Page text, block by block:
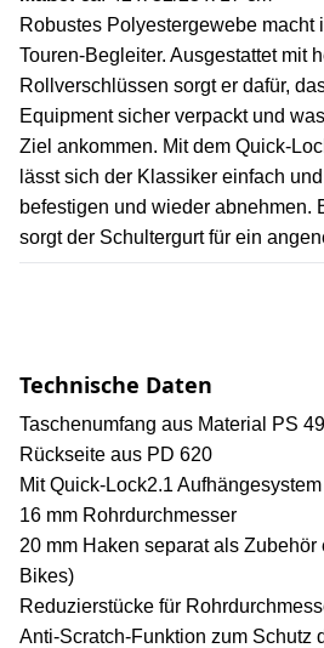
Robustes Polyestergewebe macht
Touren-Begleiter. Ausgestattet mit
Rollverschlüssen sorgt er dafür,
Equipment sicher verpackt und
Ziel ankommen. Mit dem Quick-
lässt sich der Klassiker einfach
befestigen und wieder abnehmen.
sorgt der Schultergurt für ein
Technische Daten
Taschenumfang aus Material PS
Rückseite aus PD 620
Mit Quick-Lock2.1
16 mm Rohrdurchmesser
20 mm Haken separat als Zubehör
Bikes)
Reduzierstücke für
Anti-Scratch-Funktion zum Schutz